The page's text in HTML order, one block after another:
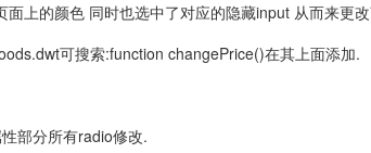
面上的颜色 同时也选中了对应的隐藏input 从而来更
可搜索:function changePrice()在其上面添加.
部分所有radio修改.